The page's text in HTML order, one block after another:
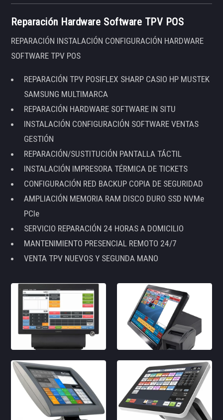
Reparación Hardware Software TPV POS
REPARACIÓN INSTALACIÓN CONFIGURACIÓN HARDWARE
SOFTWARE TPV POS
REPARACIÓN TPV POSIFLEX SHARP CASIO HP MUSTEK
SAMSUNG MULTIMARCA
REPARACIÓN HARDWARE SOFTWARE IN SITU
INSTALACIÓN CONFIGURACIÓN SOFTWARE VENTAS
GESTIÓN
REPARACIÓN/SUSTITUCIÓN PANTALLA TÁCTIL
INSTALACIÓN IMPRESORA TÉRMICA DE TICKETS
CONFIGURACIÓN RED BACKUP COPIA DE SEGURIDAD
AMPLIACIÓN MEMORIA RAM DISCO DURO SSD NVMe
PCIe
SERVICIO REPARACIÓN 24 HORAS A DOMICILIO
MANTENIMIENTO PRESENCIAL REMOTO 24/7
VENTA TPV NUEVOS Y SEGUNDA MANO